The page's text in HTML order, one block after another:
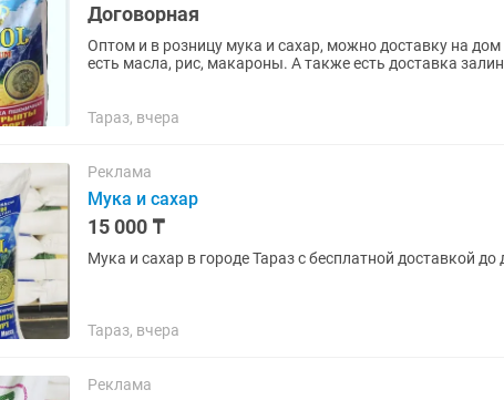
Договорная
Оптом и в розницу мука и саxар, можно доставку на
есть масла, рис, макароны. А также есть доставка
Тараз, вчера
Реклама
Мука и сахар
15 000 ₸
Мука и сахар в городе Тараз с бесплатной доставкой
Тараз, вчера
Реклама